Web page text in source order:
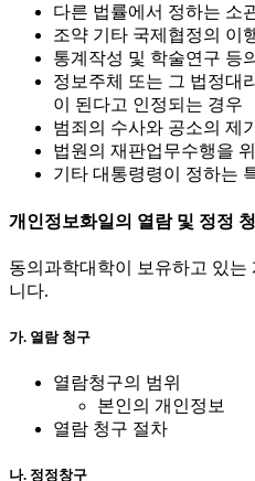
다른 법률에서 정하는 소
조약 기타 국제협정의 이
통계작성 및 학술연구 등
정보주체 또는 그 법정대
이 된다고 인정되는 경우
범죄의 수사와 공소의 제
법원의 재판업무수행을
기타 대통령령이 정하는
개인정보화일의 열람 및 정정
동의과학대학이 보유하고 있
니다.
가. 열람 청구
열람청구의 범위
본인의 개인정보
열람 청구 절차
나. 정정창구